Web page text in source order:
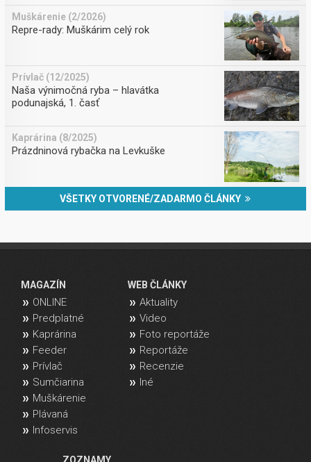
Muškárenie (2/2026)
Repre-rady: Muškárim celý rok
Prívlač (12/2025)
Naša výnimočná ryba – hlavátka
podunajská, 1. časť
Kaprárina (8/2025)
Prázdninová rybačka na Levkuške
VŠETKY OTVORENÉ/ZADARMO ČLÁNKY
MAGAZÍN
ONLINE
Predplatné
Kaprárina
Feeder
Prívlač
Sumčiarina
Muškárenie
Plávaná
Infoservis
WEB ČLÁNKY
Aktuality
Video
Foto reportáže
Reportáže
Recenzie
Iné
ZOZNAMY